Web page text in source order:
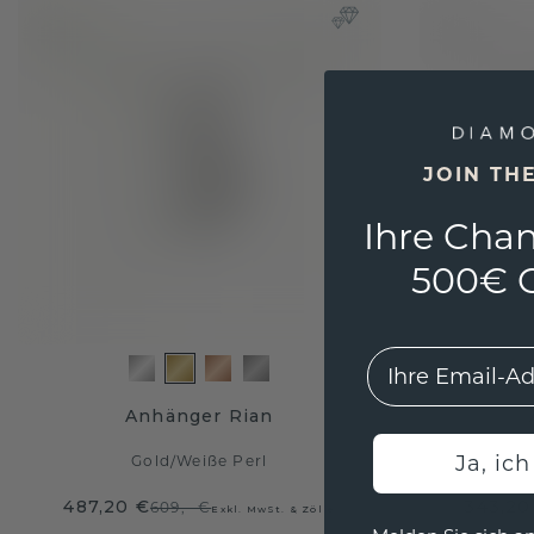
Anhänger Rian
Gold/Weiße Perl
487,20 €609,- €Exkl. MwSt. & Zölle
JOIN
Ihre
500€
EMail
Ja,